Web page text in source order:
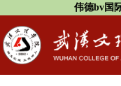
伟德bv国